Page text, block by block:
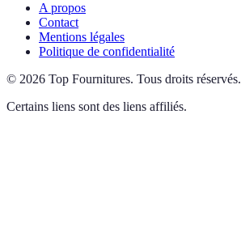
A propos
Contact
Mentions légales
Politique de confidentialité
© 2026 Top Fournitures. Tous droits réservés.
Certains liens sont des liens affiliés.